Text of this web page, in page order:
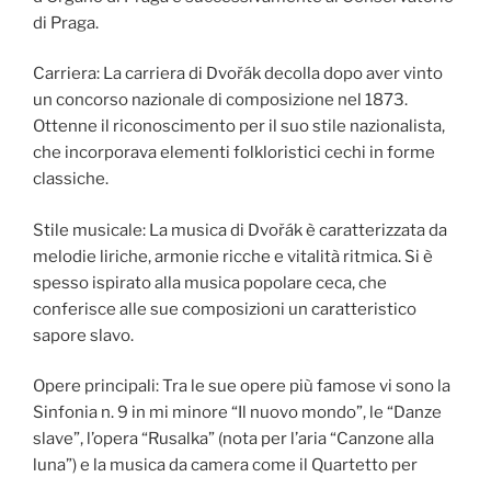
di Praga.
Carriera: La carriera di Dvořák decolla dopo aver vinto
un concorso nazionale di composizione nel 1873.
Ottenne il riconoscimento per il suo stile nazionalista,
che incorporava elementi folkloristici cechi in forme
classiche.
Stile musicale: La musica di Dvořák è caratterizzata da
melodie liriche, armonie ricche e vitalità ritmica. Si è
spesso ispirato alla musica popolare ceca, che
conferisce alle sue composizioni un caratteristico
sapore slavo.
Opere principali: Tra le sue opere più famose vi sono la
Sinfonia n. 9 in mi minore “Il nuovo mondo”, le “Danze
slave”, l’opera “Rusalka” (nota per l’aria “Canzone alla
luna”) e la musica da camera come il Quartetto per